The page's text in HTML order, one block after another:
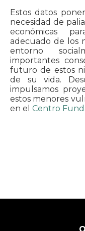
Estos datos
necesidad de
económicas
adecuado de los
entorno
importantes
futuro de estos
de su vida.
impulsamos
estos menores
en el Centro